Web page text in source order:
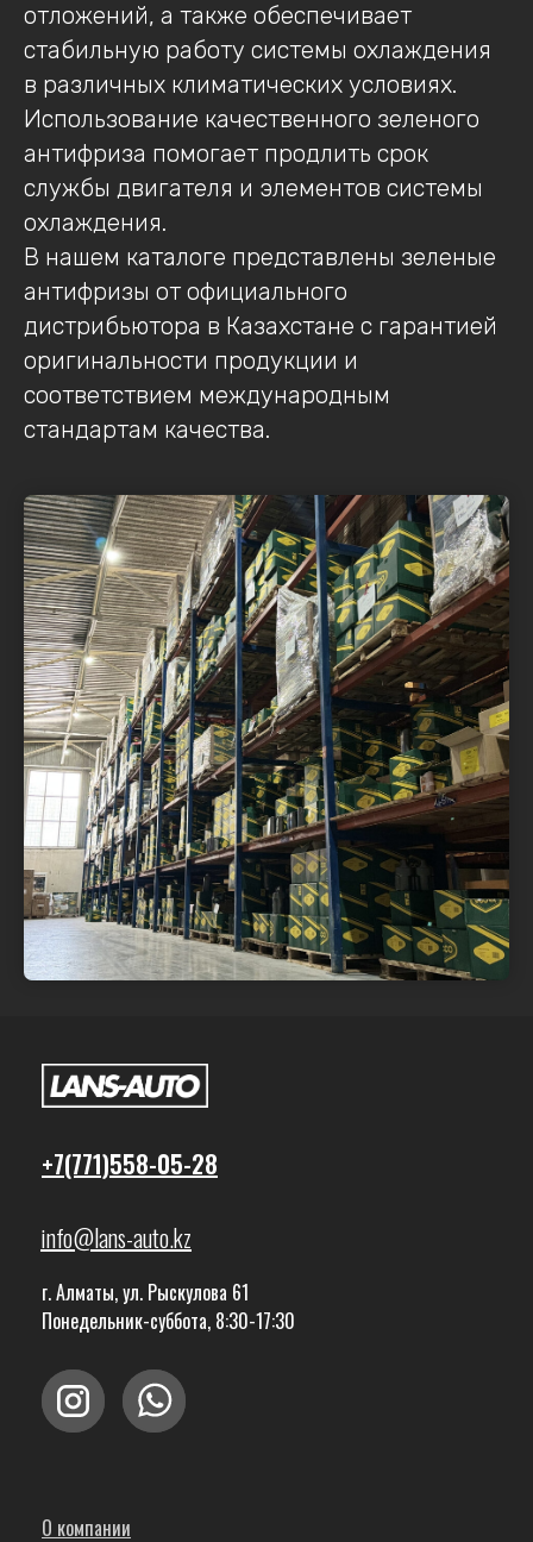
отложений, а также обеспечивает
стабильную работу системы охлаждения
в различных климатических условиях.
Использование качественного зеленого
антифриза помогает продлить срок
службы двигателя и элементов системы
охлаждения.
В нашем каталоге представлены зеленые
антифризы от официального
дистрибьютора в Казахстане с гарантией
оригинальности продукции и
соответствием международным
стандартам качества.
О компании
+7(771)558-05-28
info@lans-auto.kz
г. Алматы, ул. Рыскулова 61
Понедельник-суббота, 8:30-17:30